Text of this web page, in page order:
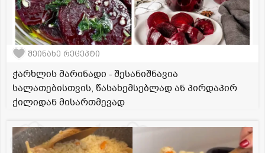
შეინახე რეცეპტი
ჭარხლის მარინადი - შესანიშნავია
სალათებისთვის, წასახემსებლად ან პირდაპირ
ქილიდან მისართმევად